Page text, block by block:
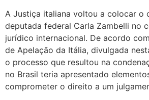
A Justiça italiana voltou a colocar o
deputada federal Carla Zambelli no
jurídico internacional. De acordo
de Apelação da Itália, divulgada
o processo que resultou na
no Brasil teria apresentado
comprometer o direito a um